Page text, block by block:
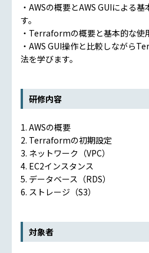
・AWSの概要とAWS GUIによる
す。
・Terraformの概要と基本的な使
・AWS GUI操作と比較しながら
法を学びます。
研修内容
1. AWSの概要
2. Terraformの初期設定
3. ネットワーク（VPC）
4. EC2インスタンス
5. データベース（RDS）
6. ストレージ（S3）
対象者